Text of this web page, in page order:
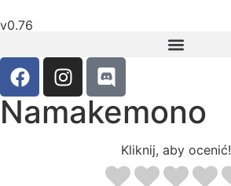
v0.76
Namakemono
Kliknij, aby ocenić!